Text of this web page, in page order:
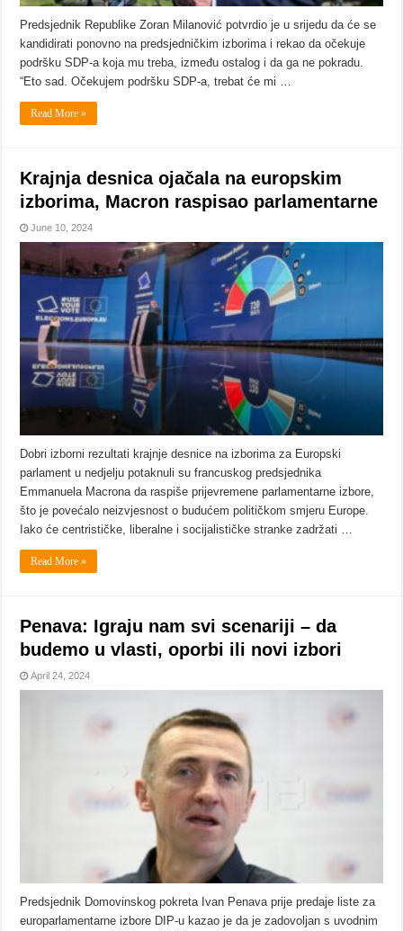
Predsjednik Republike Zoran Milanović potvrdio je u srijedu da će se
kandidirati ponovno na predsjedničkim izborima i rekao da očekuje
podršku SDP-a koja mu treba, između ostalog i da ga ne pokradu.
“Eto sad. Očekujem podršku SDP-a, trebat će mi …
Read More »
Krajnja desnica ojačala na europskim
izborima, Macron raspisao parlamentarne
June 10, 2024
Dobri izborni rezultati krajnje desnice na izborima za Europski
parlament u nedjelju potaknuli su francuskog predsjednika
Emmanuela Macrona da raspiše prijevremene parlamentarne izbore,
što je povećalo neizvjesnost o budućem političkom smjeru Europe.
Iako će centrističke, liberalne i socijalističke stranke zadržati …
Read More »
Penava: Igraju nam svi scenariji – da
budemo u vlasti, oporbi ili novi izbori
April 24, 2024
Predsjednik Domovinskog pokreta Ivan Penava prije predaje liste za
europarlamentarne izbore DIP-u kazao je da je zadovoljan s uvodnim